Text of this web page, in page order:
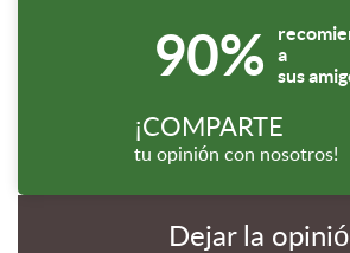
90%
a
sus
¡COMPARTE
tu opinión con nosotros!
Dejar la